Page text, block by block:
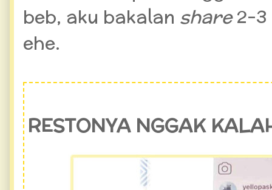
beb, aku bakalan share2-
ehe.
RESTONYA NGGAK